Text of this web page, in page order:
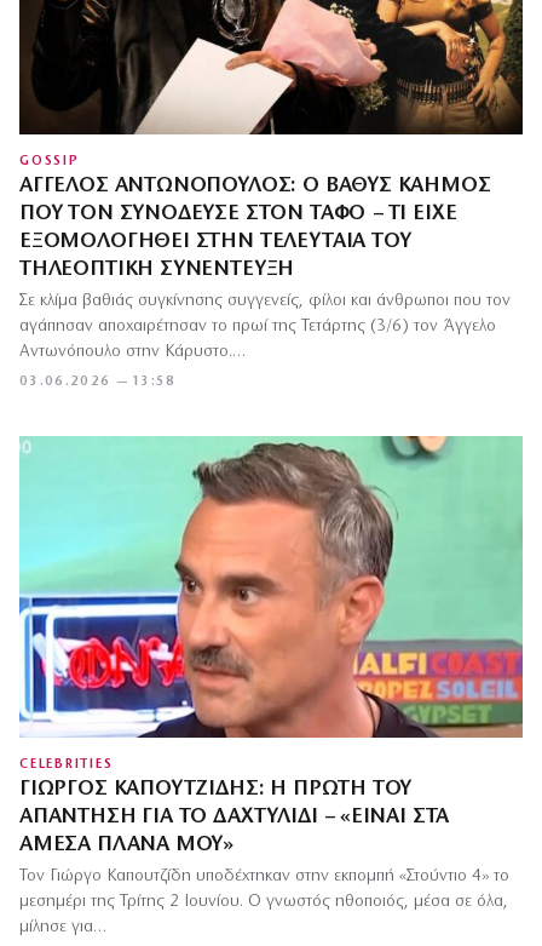
GOSSIP
ΆΓΓΕΛΟΣ ΑΝΤΩΝΌΠΟΥΛΟΣ: Ο ΒΑΘΎΣ ΚΑΗΜΌΣ
ΠΟΥ ΤΟΝ ΣΥΝΌΔΕΥΣΕ ΣΤΟΝ ΤΆΦΟ – ΤΙ ΕΊΧΕ
ΕΞΟΜΟΛΟΓΗΘΕΊ ΣΤΗΝ ΤΕΛΕΥΤΑΊΑ ΤΟΥ
ΤΗΛΕΟΠΤΙΚΉ ΣΥΝΈΝΤΕΥΞΗ
03.06.2026 — 13:58
Σε κλίμα βαθιάς συγκίνησης συγγενείς, φίλοι και άνθρωποι που τον
αγάπησαν αποχαιρέτησαν το πρωί της Τετάρτης (3/6) τον Άγγελο
Αντωνόπουλο στην Κάρυστο.…
CELEBRITIES
ΓΙΏΡΓΟΣ ΚΑΠΟΥΤΖΊΔΗΣ: Η ΠΡΏΤΗ ΤΟΥ
ΑΠΆΝΤΗΣΗ ΓΙΑ ΤΟ ΔΑΧΤΥΛΊΔΙ – «ΕΊΝΑΙ ΣΤΑ
ΆΜΕΣΑ ΠΛΆΝΑ ΜΟΥ»
Τον Γιώργο Καπουτζίδη υποδέχτηκαν στην εκπομπή «Στούντιο 4» το
μεσημέρι της Τρίτης 2 Ιουνίου. Ο γνωστός ηθοποιός, μέσα σε όλα,
μίλησε για…